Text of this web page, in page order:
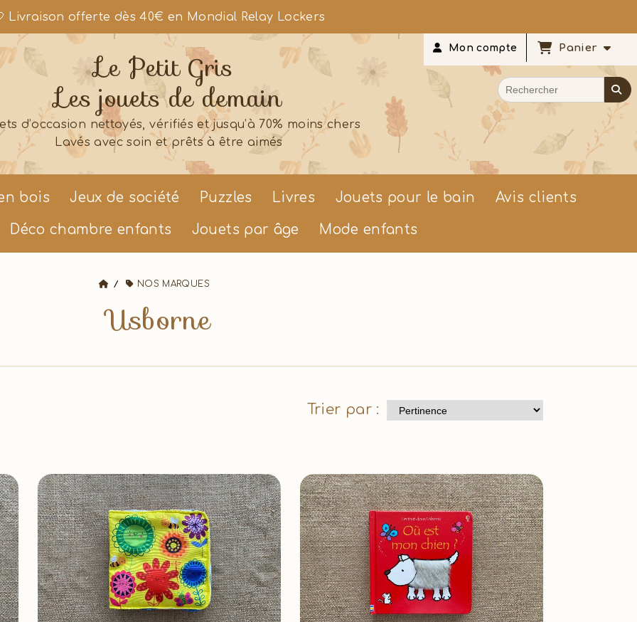
Livraison offerte dès 40€ en Mondial Relay Lockers
Le Petit Gris
Les jouets de demain
d’occasion nettoyés, vérifiés et jusqu’à 70% moins chers
Lavés avec soin et prêts à être aimés
Mon compte Panier
bois Jeux de société Puzzles Livres Jouets pour le bain Avis clients
Déco chambre enfants Jouets par âge Mode enfants
NOS MARQUES
Usborne
Trier par :